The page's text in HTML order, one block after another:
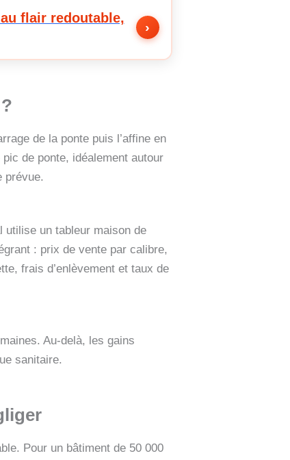
flair redoutable,
›
de la ponte puis l’affine en
de ponte, idéalement autour
prévue.
utilise un tableur maison de
: prix de vente par calibre,
frais d’enlèvement et taux de
Au-delà, les gains
sanitaire.
Pour un bâtiment de 50 000